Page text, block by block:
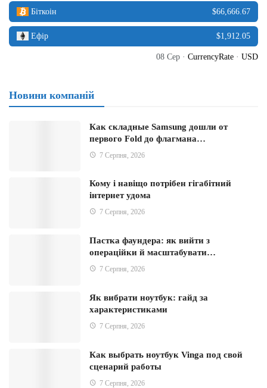
Біткоін
$66,666.67
Ефір $1,912.05
08 Сер · CurrencyRate · USD
Новини компаній
Как складные Samsung дошли от
первого Fold до флагмана…
7 Серпня, 2026
Кому і навіщо потрібен гігабітний
інтернет удома
7 Серпня, 2026
Пастка фаундера: як вийти з
операційки й масштабувати…
7 Серпня, 2026
Як вибрати ноутбук: гайд за
характеристиками
7 Серпня, 2026
Как выбрать ноутбук Vinga под свой
сценарий работы
7 Серпня, 2026